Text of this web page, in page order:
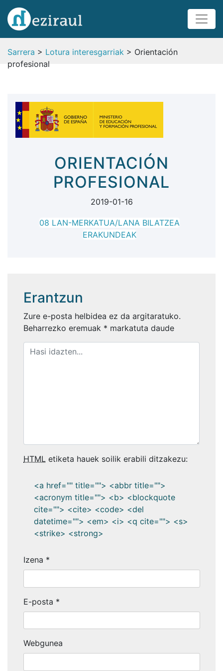
Sarrera > Lotura interesgarriak > Orientación
profesional
ORIENTACIÓN
PROFESIONAL
2019-01-16
08 LAN-MERKATUA/LANA BILATZEA
ERAKUNDEAK
Erantzun
Zure e-posta helbidea ez da argitaratuko.
Beharrezko eremuak * markatuta daude
HTML etiketa hauek soilik erabili ditzakezu:
<a href="" title=""> <abbr title="">
<acronym title=""> <b> <blockquote
cite=""> <cite> <code> <del
datetime=""> <em> <i> <q cite=""> <s>
<strike> <strong>
Izena *
E-posta *
Webgunea